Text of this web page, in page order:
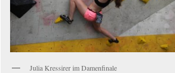
Julia Kressirer im Damenfinale